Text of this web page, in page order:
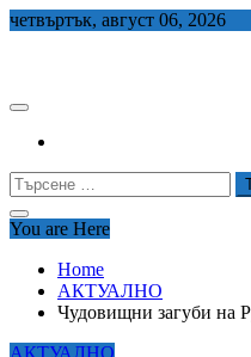
Skip
четвъртък, август 06, 2026
Търсене
за:
You are Here
Home
АКТУАЛНО
Чудовищни загуби на
АКТУАЛНО